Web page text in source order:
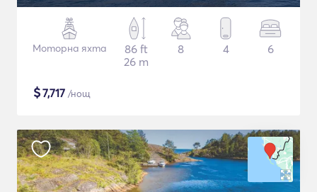
Моторна яхта
86 ft
26 m
8 4 6
$7,717 /нощ